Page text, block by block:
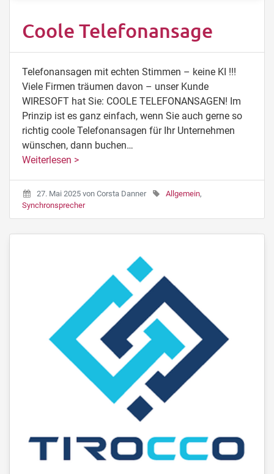
Coole Telefonansage
Telefonansagen mit echten Stimmen – keine KI !!!
Viele Firmen träumen davon – unser Kunde
WIRESOFT hat Sie: COOLE TELEFONANSAGEN! Im
Prinzip ist es ganz einfach, wenn Sie auch gerne so
richtig coole Telefonansagen für Ihr Unternehmen
wünschen, dann buchen…
Weiterlesen >
27. Mai 2025 von Corsta Danner Allgemein,
Synchronsprecher